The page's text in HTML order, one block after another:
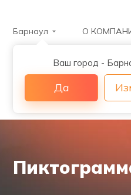
Барнаул
Ваш город -
Да
О